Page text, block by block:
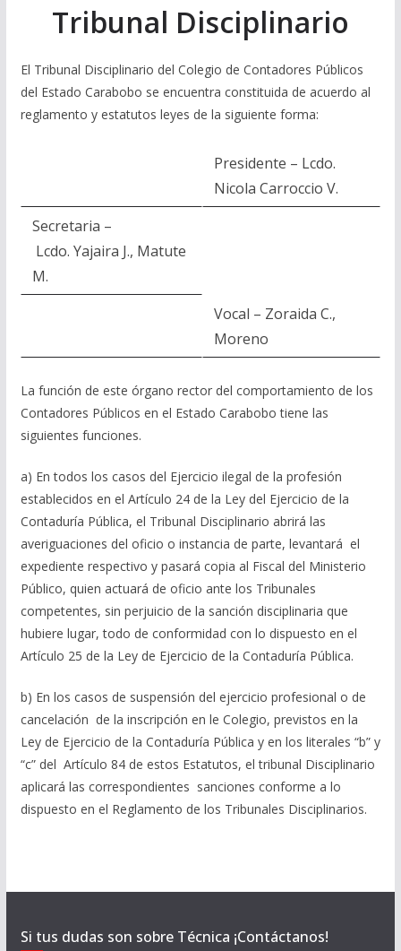
Tribunal Disciplinario
El Tribunal Disciplinario del Colegio de Contadores Públicos
del Estado Carabobo se encuentra constituida de acuerdo al
reglamento y estatutos leyes de la siguiente forma:
Presidente – Lcdo.
Nicola Carroccio V.
Secretaria –
Lcdo. Yajaira J., Matute
M.
Vocal – Zoraida C.,
Moreno
La función de este órgano rector del comportamiento de los
Contadores Públicos en el Estado Carabobo tiene las
siguientes funciones.
a) En todos los casos del Ejercicio ilegal de la profesión
establecidos en el Artículo 24 de la Ley del Ejercicio de la
Contaduría Pública, el Tribunal Disciplinario abrirá las
averiguaciones del oficio o instancia de parte, levantará el
expediente respectivo y pasará copia al Fiscal del Ministerio
Público, quien actuará de oficio ante los Tribunales
competentes, sin perjuicio de la sanción disciplinaria que
hubiere lugar, todo de conformidad con lo dispuesto en el
Artículo 25 de la Ley de Ejercicio de la Contaduría Pública.
b) En los casos de suspensión del ejercicio profesional o de
cancelación de la inscripción en le Colegio, previstos en la
Ley de Ejercicio de la Contaduría Pública y en los literales “b” y
“c” del Artículo 84 de estos Estatutos, el tribunal Disciplinario
aplicará las correspondientes sanciones conforme a lo
dispuesto en el Reglamento de los Tribunales Disciplinarios.
Si tus dudas son sobre Técnica ¡Contáctanos!